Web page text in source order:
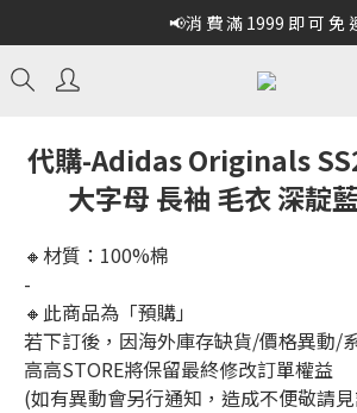
📢消 費 滿 1999 即 可 免
代購-Adidas Originals
大字母 長袖 毛衣 深靛
🔸材質：100%棉
-
🔸此商品為「預購」
若下訂後，因海外庫存缺貨/價格異動/
高高STORE將保留最終修改訂單權益
(如有異動會另行通知，造成不便敬請見